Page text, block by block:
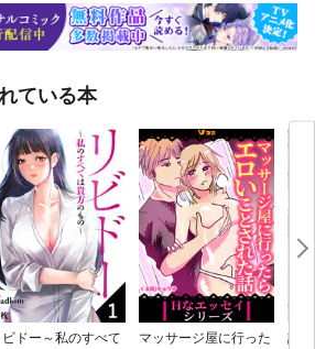
ている本
ビドー～私のすべて
マッサージ屋に行った
訳